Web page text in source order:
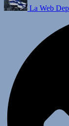
La Web